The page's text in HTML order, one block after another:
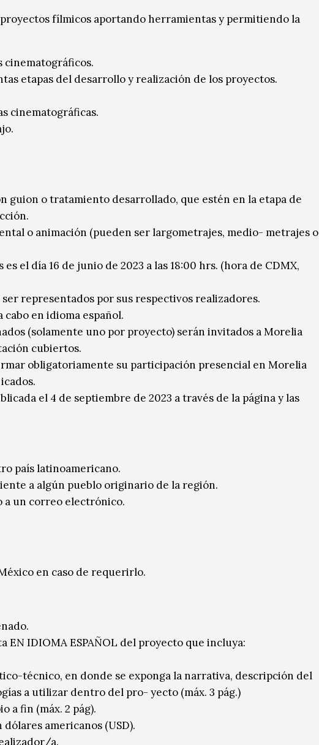
fílmicos aportando herramientas y permitiendo la
cinematográficos.
etapas del desarrollo y realización de los proyectos.
cinematográficas.
guion o tratamiento desarrollado, que estén en la etapa de
o animación (pueden ser largometrajes, medio- metrajes o
el día 16 de junio de 2023 a las 18:00 hrs. (hora de CDMX,
representados por sus respectivos realizadores.
en idioma español.
(solamente uno por proyecto) serán invitados a Morelia
cubiertos.
obligatoriamente su participación presencial en Morelia
el 4 de septiembre de 2023 a través de la página y las
país latinoamericano.
a algún pueblo originario de la región.
a un correo electrónico.
en caso de requerirlo.
EN IDIOMA ESPAÑOL del proyecto que incluya:
técnico, en donde se exponga la narrativa, descripción del
a utilizar dentro del pro- yecto (máx. 3 pág.)
a fin (máx. 2 pág).
americanos (USD).
a.